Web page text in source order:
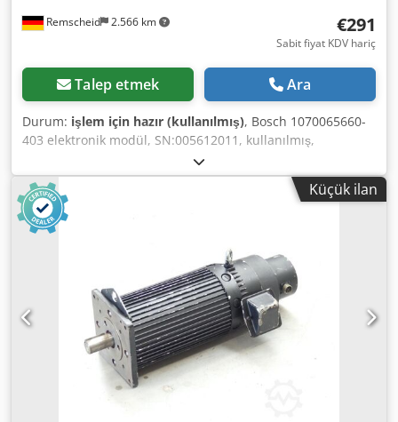
Remscheid 2.566 km €291
Sabit fiyat KDV hariç
Talep etmek Ara
Durum: işlem için hazır (kullanılmış), Bosch 1070065660-
403 elektronik modül, SN:005612011, kullanılmış,
profesyonel olarak tamamen elden geçirilmiş ve 12 ay
garantili test edilmiş, %100 işlevsel, teslimat kapsamı
fotoğraflardaki gibidir Djdpei D T S Dofx Af Tjkr Küçük ilan